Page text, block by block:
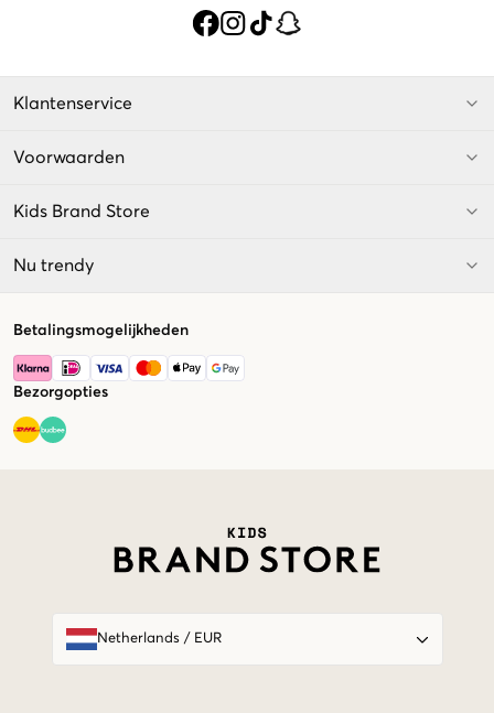
Klantenservice
Voorwaarden
Kids Brand Store
Nu trendy
Betalingsmogelijkheden
Bezorgopties
Netherlands/ EUR